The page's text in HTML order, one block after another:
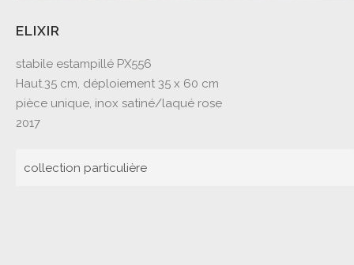
ELIXIR
stabile estampillé PX556
Haut.35 cm, déploiement 35 x 60 cm
pièce unique, inox satiné/laqué rose
2017
collection particulière